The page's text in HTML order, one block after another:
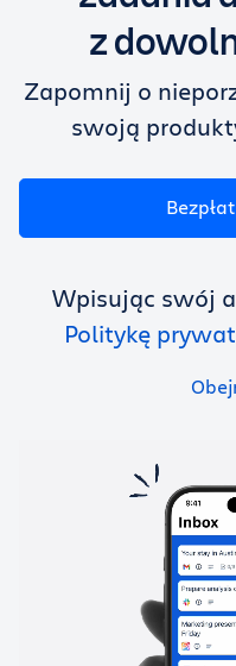
Zasoby
Korzystaj
z
Zapomnij o
swoją
Wpisując swój
Politykę